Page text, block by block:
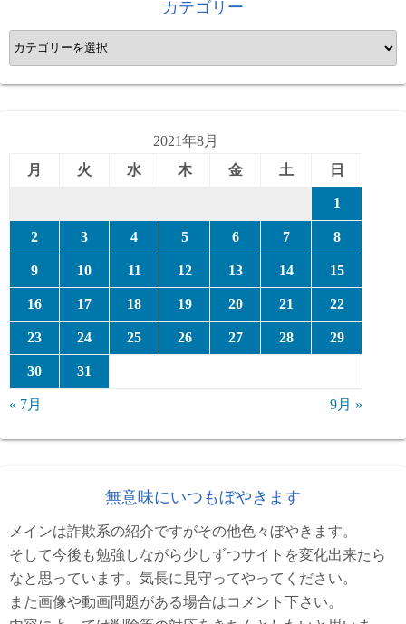
カテゴリー
カ
テ
ゴ
2021年8月
月
火 水 木 金 土 日
1
2 3 4 5 6 7 8
9 10 11 12 13 14 15
16 17 18 19 20 21 22
23 24 25 26 27 28 29
30 31
« 7月 9月 »
無意味にいつもぼやきます
メインは詐欺系の紹介ですがその他色々ぼやきます。
そして今後も勉強しながら少しずつサイトを変化出来たら
なと思っています。気長に見守ってやってください。
また画像や動画問題がある場合はコメント下さい。